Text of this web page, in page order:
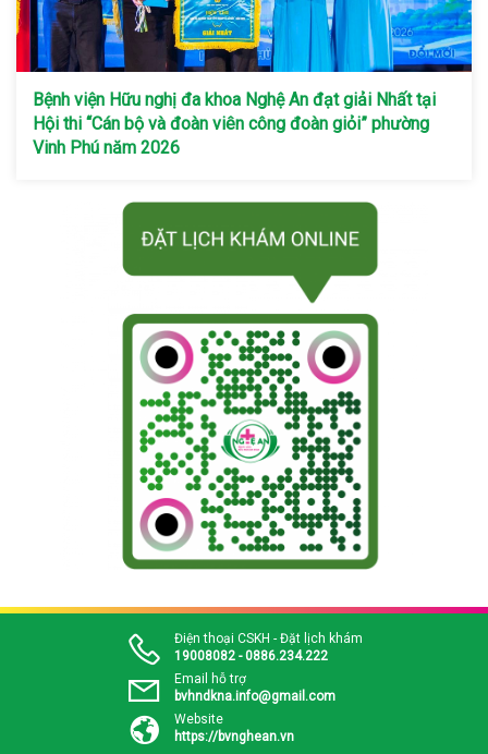
Bệnh viện Hữu nghị đa khoa Nghệ An đạt giải Nhất tại
Hội thi “Cán bộ và đoàn viên công đoàn giỏi” phường
Vinh Phú năm 2026
Điện thoại CSKH - Đặt lịch khám
19008082 - 0886.234.222
Email hỗ trợ
bvhndkna.info@gmail.com
Website
https://bvnghean.vn